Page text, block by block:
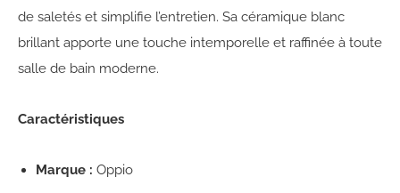
de saletés et simplifie l’entretien. Sa céramique blanc
brillant apporte une touche intemporelle et raffinée à toute
salle de bain moderne.
Caractéristiques
Marque : Oppio